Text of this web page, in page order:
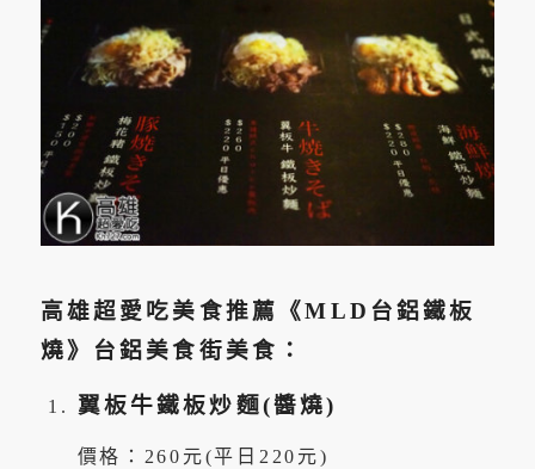
高雄超愛吃美食推薦《MLD台鋁鐵板
燒》台鋁美食街美食：
翼板牛鐵板炒麵(醬燒)
價格：260元(平日220元)